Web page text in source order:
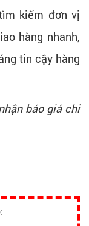
kiếm đơn vị
hàng nhanh,
tin cậy hàng
báo giá chi
: